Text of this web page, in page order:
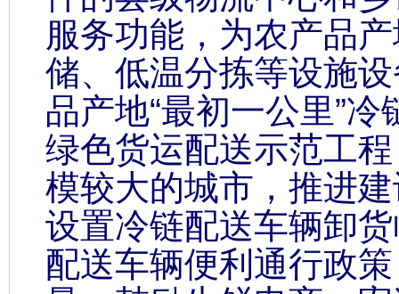
服务功能，为农产品
储、低温分拣等设施
品产地“最初一公里”
绿色货运配送示范工
模较大的城市，推进
设置冷链配送车辆卸
配送车辆便利通行政